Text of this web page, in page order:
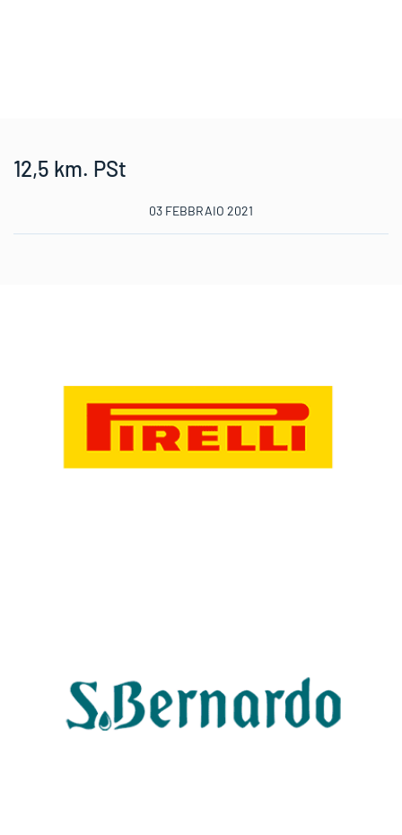
12,5 km. PSt
03 FEBBRAIO 2021